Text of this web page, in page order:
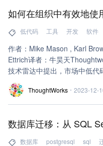
如何在组织中有效地使
低代码 工具 开发 软件
作者：Mike Mason , Karl Brown and Mark
Ettrich译者：牛昊天
技术雷达中提出，市场中低代
些年取得巨大进步，但依然主
低复杂度场景问题，当面对复
时，仍然存在一定的平台限制
需求和低代码技术之间的平
用低代码平台。
ThoughtWorks 2023-12-
数据库迁移：从 SQL
数据库 postgresql sql